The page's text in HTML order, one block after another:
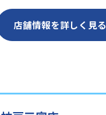
店舗情報を詳しく見る